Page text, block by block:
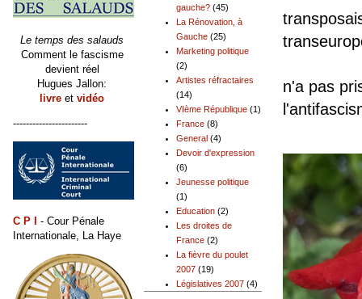
n'a pas
gauche? (45)
La Rénovation, à
Gauche (25)
Marketing politique
(2)
Artistes réfractaires
(14)
VIème République (1)
France (8)
General (4)
Devoir d'expression
(6)
Jeunesse politique
(1)
Education (2)
Les droites de
France (2)
La fièvre du poulet
2007 (19)
Législatives 2007 (4)
Le temps des salauds
Comment le fascisme
devient réel
Hugues Jallon:
livre et vidéo
-----------------------
C P I
- Cour Pénale
Internationale, La Haye